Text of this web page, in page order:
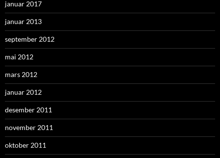
januar 2017
januar 2013
september 2012
mai 2012
mars 2012
januar 2012
desember 2011
november 2011
oktober 2011